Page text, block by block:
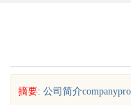
摘要: 公司简介